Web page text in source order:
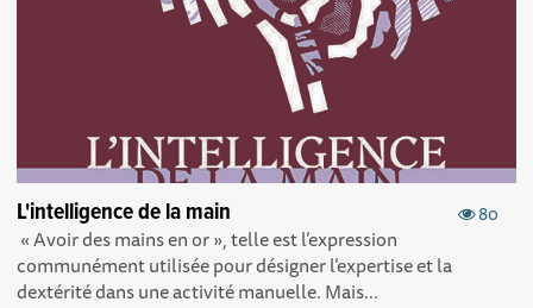
80
L'intelligence de la main
« Avoir des mains en or », telle est l’expression
communément utilisée pour désigner l’expertise et la
dextérité dans une activité manuelle. Mais...